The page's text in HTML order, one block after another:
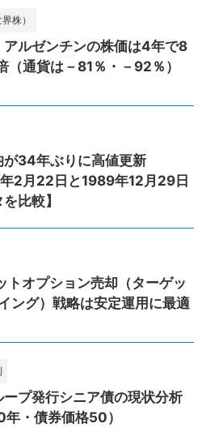
株）
アルゼンチンの株価は4年で8
（通貨は－81％・－92％）
が34年ぶりに高値更新
2月22日と1989年12月29日
比較】
トオプション売却（ターゲッ
ング）戦略は安定運用に最適
ープ発行シニア債の現状分析
年・債券価格50）